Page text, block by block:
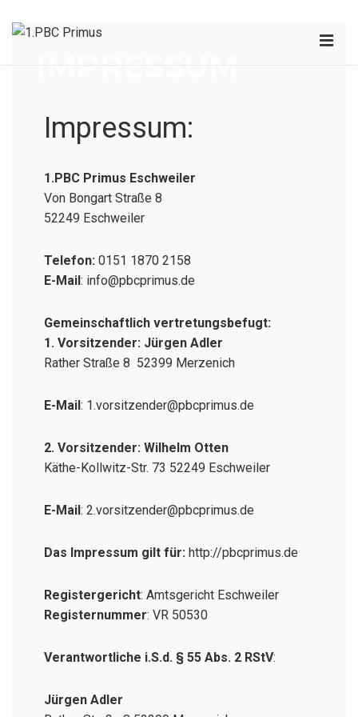
Impressum:
1.PBC Primus Eschweiler
Von Bongart Straße 8
52249 Eschweiler
Telefon: 0151 1870 2158
E-Mail: info@pbcprimus.de
Gemeinschaftlich vertretungsbefugt:
1. Vorsitzender: Jürgen Adler
Rather Straße 8 52399 Merzenich
E-Mail: 1.vorsitzender@pbcprimus.de
2. Vorsitzender: Wilhelm Otten
Käthe-Kollwitz-Str. 73 52249 Eschweiler
E-Mail: 2.vorsitzender@pbcprimus.de
Das Impressum gilt für: http://pbcprimus.de
Registergericht: Amtsgericht Eschweiler
Registernummer: VR 50530
Verantwortliche i.S.d. § 55 Abs. 2 RStV:
Jürgen Adler